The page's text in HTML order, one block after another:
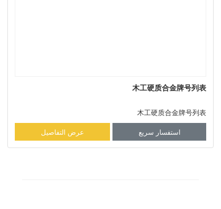
木工硬质合金牌号列表
木工硬质合金牌号列表
استفسار سريع عرض التفاصيل